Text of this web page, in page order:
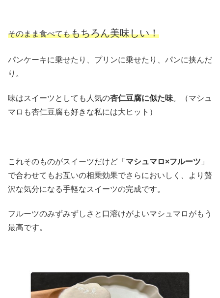
そのまま食べてももちろん美味しい！
パンケーキに乗せたり、プリンに乗せたり、パンに挟んだ
り。
味はスイーツとしても人気の杏仁豆腐に似た味。（マシュ
マロも杏仁豆腐も好きな私には大ヒット）
これそのものがスイーツだけど「 マシュマロ×フルーツ 」
で合わせてもお互いの相乗効果でさらにおいしく、より贅
沢な気分になる手軽なスイーツの完成です。
フルーツのみずみずしさと口溶けがよいマシュマロがもう
最高です。